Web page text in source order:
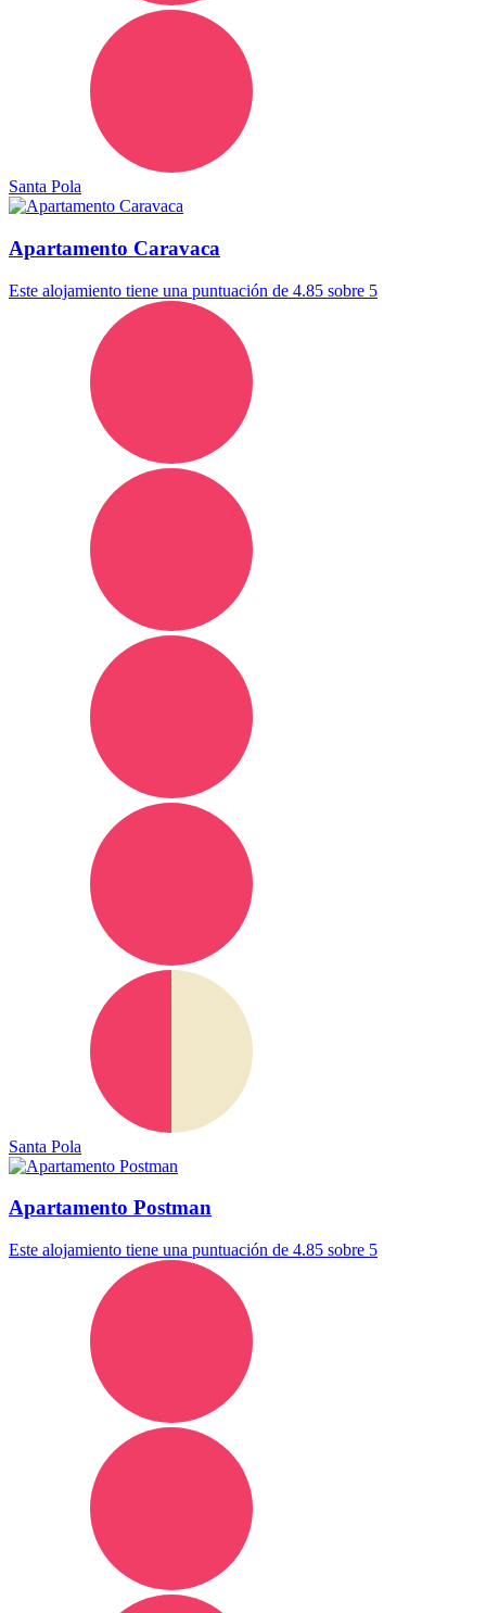
Santa Pola
Apartamento Caravaca
Este alojamiento tiene una puntuación de 4.85 sobre 5
Santa Pola
Apartamento Postman
Este alojamiento tiene una puntuación de 4.85 sobre 5